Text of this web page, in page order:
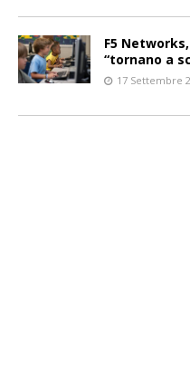
F5
“tornano a
17 Settembre